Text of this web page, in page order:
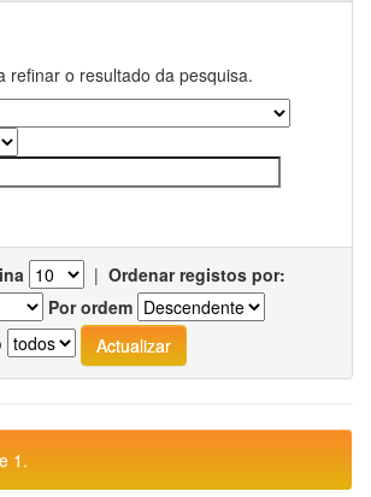
refinar o resultado da pesquisa.
| Ordenar registos por:
Por ordem
1.